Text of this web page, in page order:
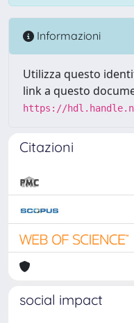
Informazioni
Utilizza questo
link a questo
https://
Citazioni
social impact